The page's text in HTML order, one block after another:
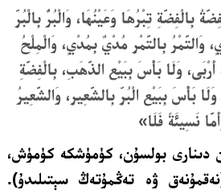
بِالْفِضَّةِ تِبْرُهَا وَعَيْنُهَا، وَالْبُرُّ بِالْبُرِّ
بِالتَّمْرِ مُدْيٌ بِمُدْيٍ، وَالْمِلْحُ
وَلَا بَأْسَ بِبَيْعِ الذَّهَبِ، بِالْفِضَّةِ
بَأْسَ بِبَيْعِ الْبُرِّ بِالشَّعِيرِ، وَالشَّعِيرُ
نَسِيئَةً فَلَا»
دىنارى بولسۇن، كۈمۈشكە كۈمۈش،
ۋە تەڭمۇتەڭ سېتىلىدۇ).